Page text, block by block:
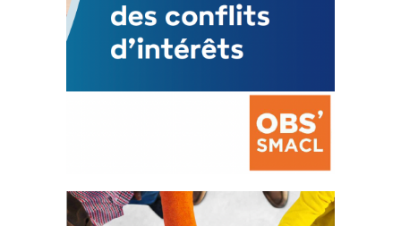
La prévention des conflits
d’intérêts